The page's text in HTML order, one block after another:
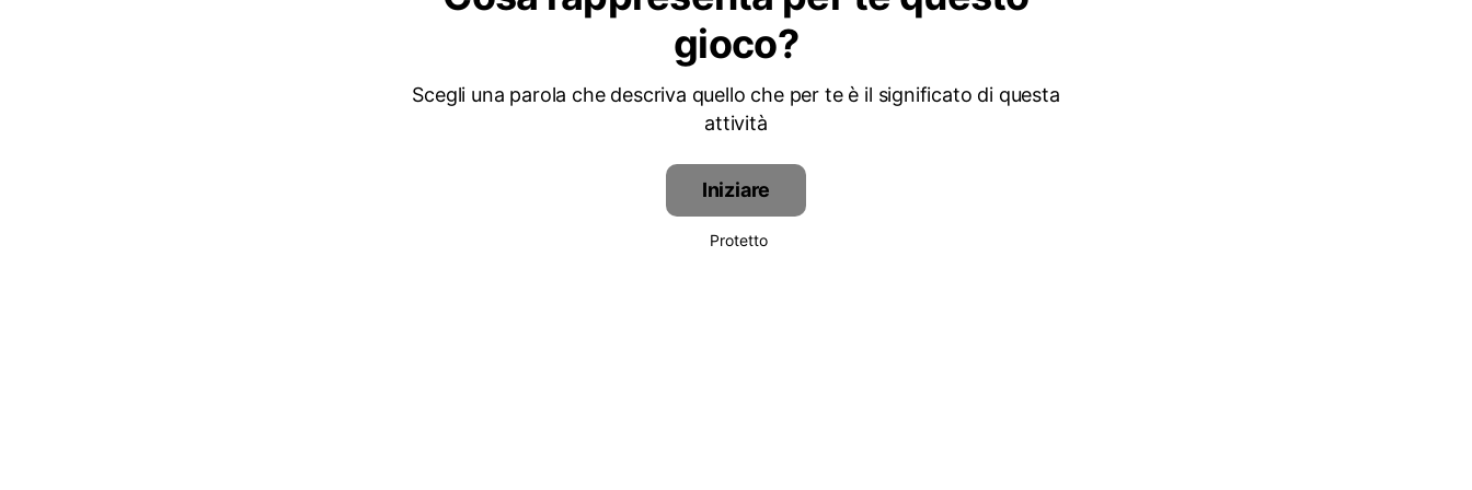
gioco?
Scegli una parola che descriva quello che per te è il significato di questa
attività
Iniziare
Protetto